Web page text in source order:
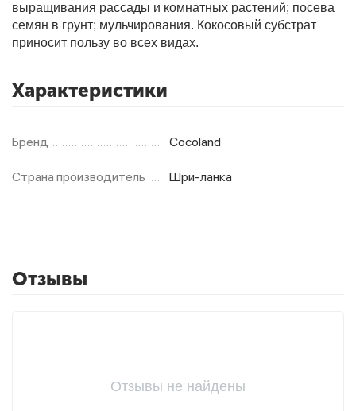
выращивания рассады и комнатных растений; посева
семян в грунт; мульчирования. Кокосовый субстрат
приносит пользу во всех видах.
Характеристики
Бренд Cocoland
Страна производитель Шри-ланка
Отзывы
Отзывы не найдены